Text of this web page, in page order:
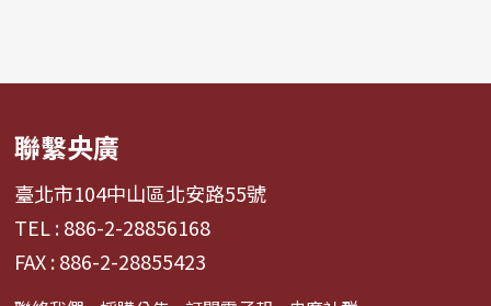
聯繫央廣
臺北市104中山區北安路55號
TEL : 886-2-28856168
FAX : 886-2-28855423